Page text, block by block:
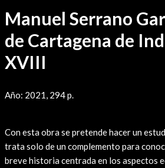
Manuel Serrano
de Cartagena de
XVIII
Año: 2021, 294 p.
Con esta obra se pretende hacer un
trata solo de un complemento para
breve historia centrada en los aspectos